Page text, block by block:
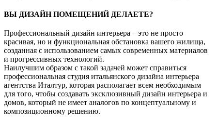
ВЫ ДИЗАЙН ПОМЕЩЕНИЙ ДЕЛАЕТЕ?
Профессиональный дизайн интерьера – это не просто
красивая, но и функциональная обстановка вашего жилища,
созданная с использованием самых современных материалов
и прогрессивных технологий.
Наилучшим образом с такой задачей может справиться
профессиональная студия итальянского дизайна интерьера
агентства Италтур, которая располагает всем необходимым
для того, чтобы создавать эксклюзивный дизайн интерьера и
домов, который не имеет аналогов по концептуальному и
композиционному решению.